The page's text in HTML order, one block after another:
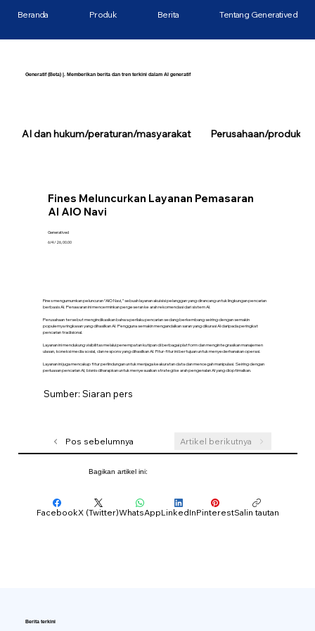
Generatif (Beta) |. Memberikan berita dan tren terkini dalam AI generatif
Fines Meluncurkan Layanan Pemasaran
AI AIO Navi
Generatived
6/4/26, 00.00
Fines mengumumkan peluncuran “AIO Navi,” sebuah layanan akuisisi pelanggan yang dirancang untuk lingkungan pencarian
berbasis AI. Penawaran ini mencerminkan pergeseran ke arah rekomendasi dari sistem AI.
Perusahaan tersebut mengindikasikan bahwa perilaku pencarian sedang berkembang seiring dengan semakin
populernya ringkasan yang dihasilkan AI. Pengguna semakin mengandalkan saran yang dikurasi AI daripada peringkat
pencarian tradisional.
Layanan ini mendukung visibilitas melalui penempatan kutipan di berbagai platform dan mengintegrasikan manajemen
ulasan, koneksi media sosial, dan respons yang dihasilkan AI. Fitur-fitur ini bertujuan untuk menyederhanakan operasi.
Layanan ini juga mencakup fitur perlindungan untuk menjaga keakuratan data dan mencegah manipulasi. Seiring dengan
perluasan pencarian AI, bisnis diharapkan untuk menyesuaikan strategi ke arah pengenalan AI yang dioptimalkan.
Sumber: Siaran pers
Pos sebelumnya Artikel berikutnya
Beranda Produk Berita Tentang Generatived
Bagikan artikel ini:
FacebookX (Twitter)WhatsAppLinkedInPinterestSalin tautan
AI dan hukum/peraturan/masyarakat Perusahaan/produk/
Berita terkini